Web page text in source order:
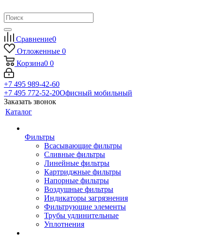
Сравнение0
Отложенные 0
Корзина0 0
+7 495 989-42-60
+7 495 772-52-20Офисный мобильный
Заказать звонок
Каталог
Фильтры
Всасывающие фильтры
Сливные фильтры
Линейные фильтры
Картриджные фильтры
Напорные фильтры
Воздушные фильтры
Индикаторы загрязнения
Фильтрующие элементы
Трубы удлинительные
Уплотнения